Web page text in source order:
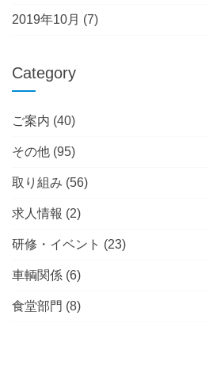
2019年10月 (7)
Category
ご案内 (40)
その他 (95)
取り組み (56)
求人情報 (2)
研修・イベント (23)
車輌関係 (6)
食堂部門 (8)